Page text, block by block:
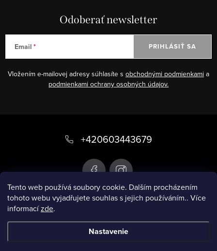
Tento web používá soubory cookie. Dalším procházením
tohoto webu vyjadřujete souhlas s jejich používáním.. Více
informacízde.
Nastavenie
Odoberať newsletter
Email
Vložením e-mailovej adresy súhlasíte s obchodnými podmienkami a
podmienkami ochrany osobných údajov.
PRIHLÁSIŤ SA
ä
Infobox
+420603443679